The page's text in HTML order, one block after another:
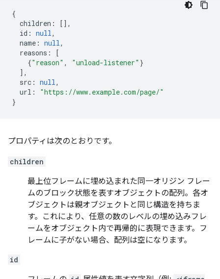
{
children :
[],
id : null,
name : null,
reasons :
[
{"reason" , "unload-listener" }
],
src : null,
url :
"https://www.example.com/page/"
}
プロパティは次のとおりです。
children
最上位フレームに埋め込まれた同一オリジン フレー
ムのブロック状態を表すオブジェクトの配列。各オ
ブジェクトは親オブジェクトと同じ構造を持ちま
す。これにより、任意の数のレベルの埋め込みフレ
ームをオブジェクト内で再帰的に表現できます。フ
レームに子がない場合、配列は空になります。
id